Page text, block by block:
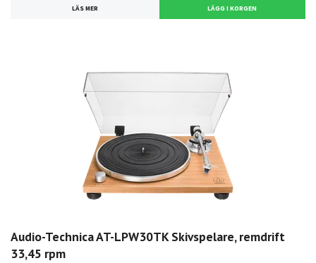
LÄS MER
Audio-Technica AT-LPW30TK Skivspelare, remdrift
33,45 rpm